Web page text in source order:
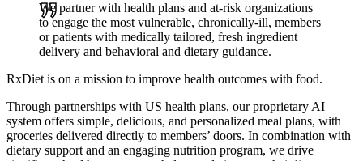
We partner with health plans and at-risk organizations
to engage the most vulnerable, chronically-ill, members
or patients with medically tailored, fresh ingredient
delivery and behavioral and dietary guidance.
RxDiet is on a mission to improve health outcomes with food.
Through partnerships with US health plans, our proprietary AI
system offers simple, delicious, and personalized meal plans, with
groceries delivered directly to members’ doors. In combination with
dietary support and an engaging nutrition program, we drive